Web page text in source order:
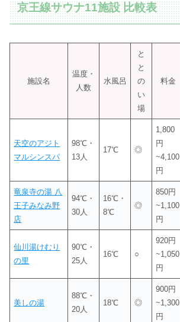
京王線サウナ11施設 比較表
施設名
温度・
人数
水風呂
と
と
の
い
場
料金
天空のアジト
マルシンスパ
98℃・
13人
17℃ ◎
1,800
円
~4,100
円
竜泉寺の湯 八
王子みなみ野
店
94℃・
30人
16℃・
8℃
◎
850円
~1,100
円
仙川湯けむり
の里
90℃・
25人
16℃ ○
920円
~1,050
円
美しの湯
88℃・
20人
18℃ ◎
900円
~1,300
円